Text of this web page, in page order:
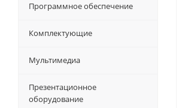
Программное обеспечение
Комплектующие
Мультимедиа
Презентационное
оборудование